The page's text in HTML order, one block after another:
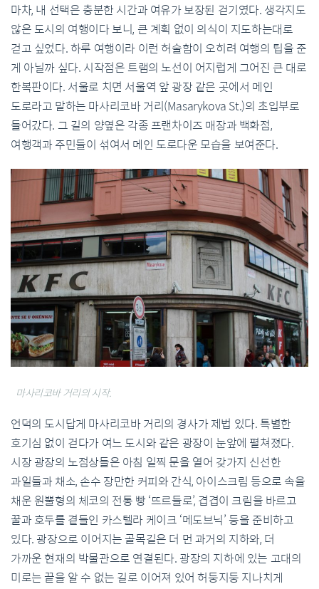
마차, 내 선택은 충분한 시간과 여유가 보장된 걷기였다. 생각지도
않은 도시의 여행이다 보니, 큰 계획 없이 의식이 지도하는대로
걷고 싶었다. 하루 여행이라 이런 허술함이 오히려 여행의 팁을 준
게 아닐까 싶다. 시작점은 트램의 노선이 어지럽게 그어진 큰 대로
한복판이다. 서울로 치면 서울역 앞 광장 같은 곳에서 메인
도로라고 말하는 마사리코바 거리(Masarykova St.)의 초입부로
들어갔다. 그 길의 양옆은 각종 프랜차이즈 매장과 백화점,
여행객과 주민들이 섞여서 메인 도로다운 모습을 보여준다.
마사리코바 거리의 시작.
언덕의 도시답게 마사리코바 거리의 경사가 제법 있다. 특별한
호기심 없이 걷다가 여느 도시와 같은 광장이 눈앞에 펼쳐졌다.
시장 광장의 노점상들은 아침 일찍 문을 열어 갖가지 신선한
과일들과 채소, 손수 장만한 커피와 간식, 아이스크림 등으로 속을
채운 원뿔형의 체코의 전통 빵 ‘뜨르들로’, 겹겹이 크림을 바르고
꿀과 호두를 곁들인 카스텔라 케이크 ‘메도브닉’ 등을 준비하고
있다. 광장으로 이어지는 골목길은 더 먼 과거의 지하와, 더
가까운 현재의 박물관으로 연결된다. 광장의 지하에 있는 고대의
미로는 끝을 알 수 없는 길로 이어져 있어 허둥지둥 지나치게